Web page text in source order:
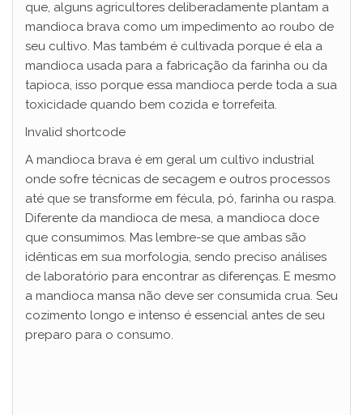
que, alguns agricultores deliberadamente plantam a
mandioca brava como um impedimento ao roubo de
seu cultivo. Mas também é cultivada porque é ela a
mandioca usada para a fabricação da farinha ou da
tapioca, isso porque essa mandioca perde toda a sua
toxicidade quando bem cozida e torrefeita.
Invalid shortcode
A mandioca brava é em geral um cultivo industrial
onde sofre técnicas de secagem e outros processos
até que se transforme em fécula, pó, farinha ou raspa.
Diferente da mandioca de mesa, a mandioca doce
que consumimos. Mas lembre-se que ambas são
idênticas em sua morfologia, sendo preciso análises
de laboratório para encontrar as diferenças. E mesmo
a mandioca mansa não deve ser consumida crua. Seu
cozimento longo e intenso é essencial antes de seu
preparo para o consumo.